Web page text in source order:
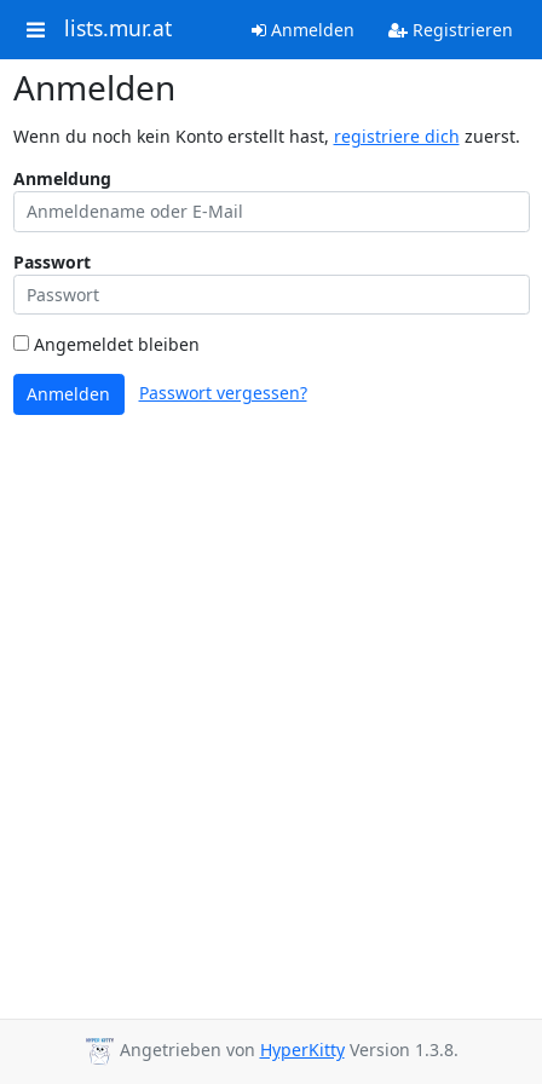
lists.mur.at Anmelden Registrieren
Anmelden
Wenn du noch kein Konto erstellt hast, registriere dich zuerst.
Anmeldung
Passwort
Angemeldet bleiben
Anmelden Passwort vergessen?
Angetrieben von HyperKittyVersion 1.3.8.